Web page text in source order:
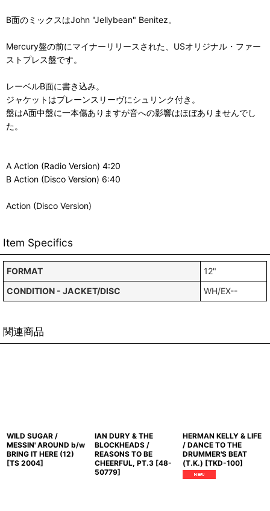
B面のミックスはJohn "Jellybean" Benitez。
Mercury盤の前にマイナーリリースされた、USオリジナル・ファー
ストプレス盤です。
レーベルB面に書き込み。
ジャケットはプレーンスリーヴにシュリンク付き。
盤はA面中盤に一本傷ありますが音への影響はほぼありませんでし
た。
A Action (Radio Version) 4:20
B Action (Disco Version) 6:40
Action (Disco Version)
Item Specifics
FORMAT
12"
CONDITION - JACKET/DISC
WH/EX--
関連商品
WILD SUGAR /
MESSIN' AROUND b/w
BRING IT HERE (12)
[TS 2004]
IAN DURY & THE
BLOCKHEADS /
REASONS TO BE
CHEERFUL, PT.3 [48-
50779]
HERMAN KELLY & LIFE
/ DANCE TO THE
DRUMMER'S BEAT
(T.K.) [TKD-100]